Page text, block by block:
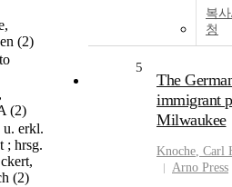
(2)
(2)
u. erkl.
; hrsg.
(2)
복
청
5
The
immigrant
Milwaukee
Knoche, Carl
Arno Press